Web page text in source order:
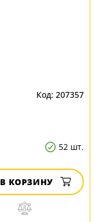
207357
52 шт.
В КОРЗИНУ